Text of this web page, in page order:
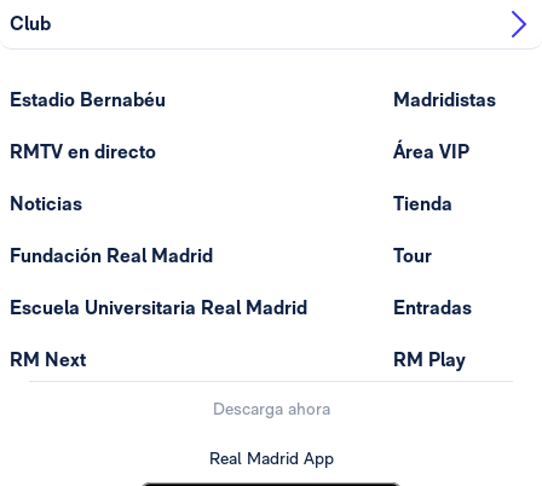
Club
Estadio Bernabéu
RMTV en directo
Noticias
Fundación Real Madrid
Escuela Universitaria Real Madrid
RM Next
Madridistas
Área VIP
Tienda
Tour
Entradas
RM Play
Descarga ahora
Real Madrid App